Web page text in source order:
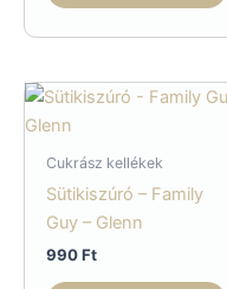
Cukrász kellékek
Sütikiszúró – Family
Guy – Glenn
990Ft